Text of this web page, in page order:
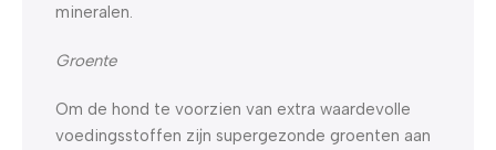
mineralen.
Groente
Om de hond te voorzien van extra waardevolle
voedingsstoffen zijn supergezonde groenten aan